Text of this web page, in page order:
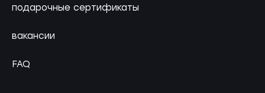
подарочные сертификаты
вакансии
FAQ